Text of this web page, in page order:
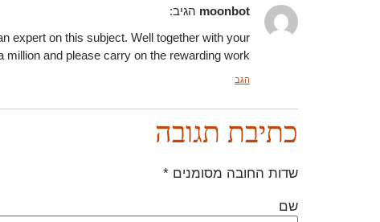
moonbot הגיב:
expert on this subject. Well together with your
and please carry on the rewarding work.
הגב
כתיבת תגובה
שדות החובה מסומנים *
שם